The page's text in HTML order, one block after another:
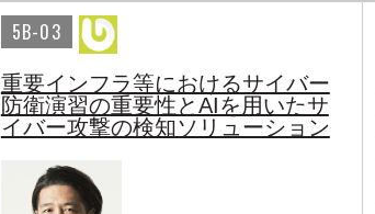
5B-03
重要インフラ等におけるサイバー
防衛演習の重要性とAIを用いたサ
イバー攻撃の検知ソリューション